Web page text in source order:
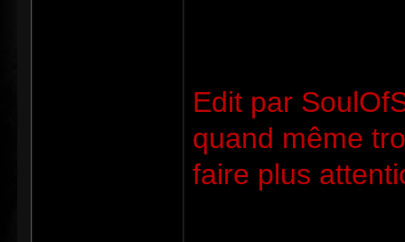
Edit par
quand même
faire plus